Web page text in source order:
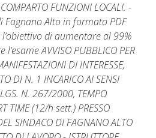
FUNZIONI LOCALI. -
Fagnano Alto in formato PDF
di aumentare al 99%
AVVISO PUBBLICO PER
DI INTERESSE,
DI N. 1 INCARICO AI SENSI
N. 267/2000, TEMPO
TIME (12/h sett.) PRESSO
SINDACO DI FAGNANO ALTO